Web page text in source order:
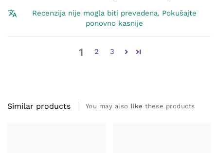
Recenzija nije mogla biti prevedena. Pokušajte
ponovno kasnije
1 2 3
Similar products You may also like these products